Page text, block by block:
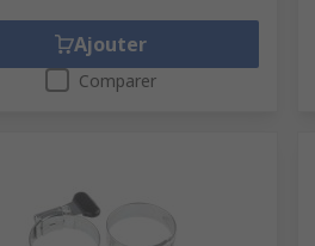
Ajouter
Comparer